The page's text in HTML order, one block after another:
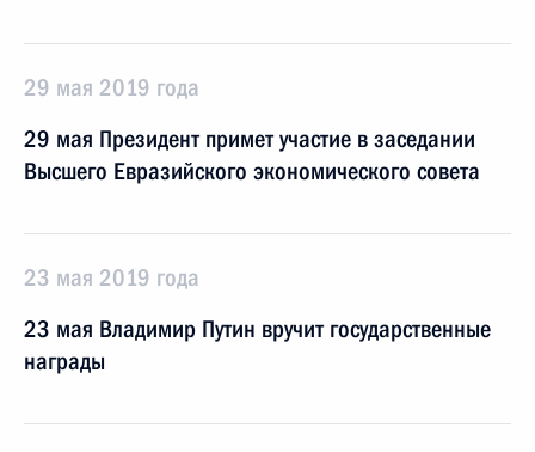
29 мая 2019 года
29 мая Президент примет участие в заседании
Высшего Евразийского экономического совета
23 мая 2019 года
23 мая Владимир Путин вручит государственные
награды